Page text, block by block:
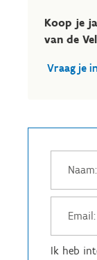
Koop je
van de
Vraag je
Ik heb